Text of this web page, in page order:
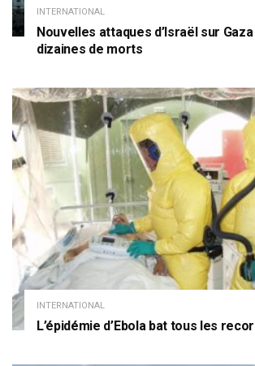
INTERNATIONAL
Nouvelles attaques d’Israël sur
dizaines de morts
INTERNATIONAL
L’épidémie d’Ebola bat tous les